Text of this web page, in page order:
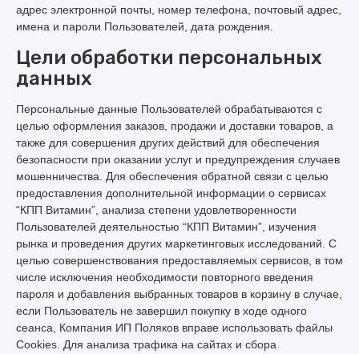
адрес электронной почты, номер телефона, почтовый адрес,
имена и пароли Пользователей, дата рождения.
Цели обработки персональных
данных
Персональные данные Пользователей обрабатываются с
целью оформления заказов, продажи и доставки товаров, а
также для совершения других действий для обеспечения
безопасности при оказании услуг и предупреждения случаев
мошенничества. Для обеспечения обратной связи с целью
предоставления дополнительной информации о сервисах
“КПП Витамин”, анализа степени удовлетворенности
Пользователей деятельностью “КПП Витамин”, изучения
рынка и проведения других маркетинговых исследований. С
целью совершенствования предоставляемых сервисов, в том
числе исключения необходимости повторного введения
пароля и добавления выбранных товаров в корзину в случае,
если Пользователь не завершил покупку в ходе одного
сеанса, Компания ИП Поляков вправе использовать файлы
Cookies. Для анализа трафика на сайтах и сбора